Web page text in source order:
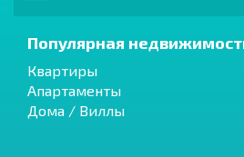
Популярная
Квартиры
Апартаменты
Дома / Виллы